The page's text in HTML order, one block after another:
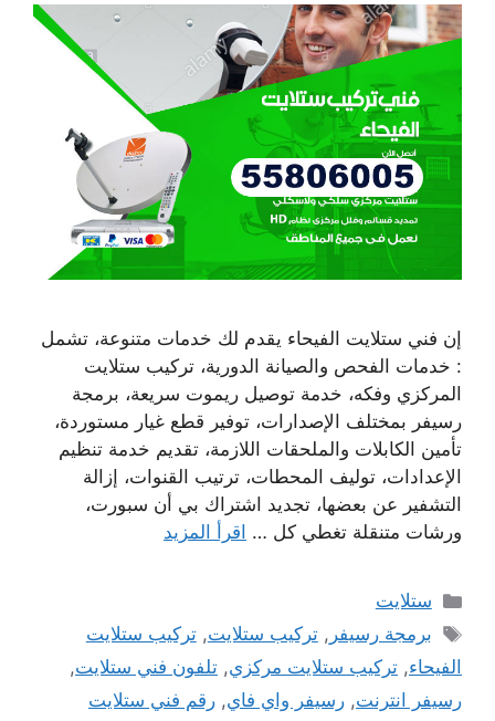
إن فني ستلايت الفيحاء يقدم لك خدمات متنوعة، تشمل
: خدمات الفحص والصيانة الدورية، تركيب ستلايت
المركزي وفكه، خدمة توصيل ريموت سريعة، برمجة
رسيفر بمختلف الإصدارات، توفير قطع غيار مستوردة،
تأمين الكابلات والملحقات اللازمة، تقديم خدمة تنظيم
الإعدادات، توليف المحطات، ترتيب القنوات، إزالة
التشفير عن بعضها، تجديد اشتراك بي أن سبورت،
ورشات متنقلة تغطي كل … اقرأ المزيد
التصنيفات
ستلايت
الوسوم
برمجة رسيفر ,تركيب ستلايت,تركيب ستلايت
الفيحاء, تركيب ستلايت مركزي, تلفون فني ستلايت,
رسيفر انترنت, رسيفر واي فاي, رقم فني ستلايت